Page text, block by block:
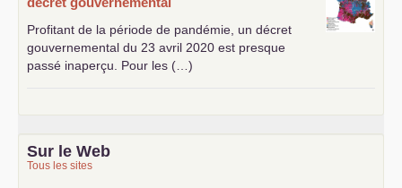
Profitant de la période de pandémie, un décret
gouvernemental du 23 avril 2020 est presque
passé inaperçu. Pour les (…)
Sur le Web
Tous les sites